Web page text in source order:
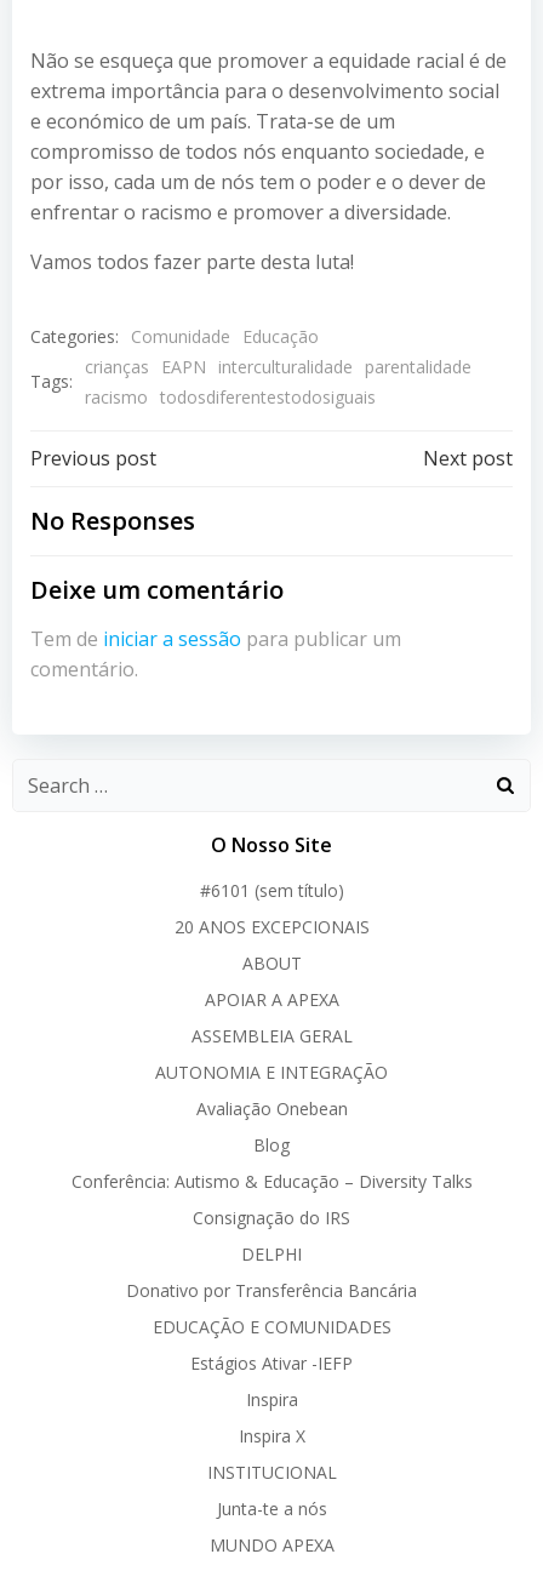
Não se esqueça que promover a equidade racial é de
extrema importância para o desenvolvimento social
e económico de um país. Trata-se de um
compromisso de todos nós enquanto sociedade, e
por isso, cada um de nós tem o poder e o dever de
enfrentar o racismo e promover a diversidade.
Vamos todos fazer parte desta luta!
Categories: Comunidade
Educação
Tags:
crianças EAPN interculturalidade
parentalidade
racismo todosdiferentestodosiguais
Post
navigation
Previous post Next post
No Responses
Deixe um comentário
Tem de iniciar a sessão para publicar um
comentário.
O Nosso Site
#6101 (sem título)
20 ANOS EXCEPCIONAIS
ABOUT
APOIAR A APEXA
ASSEMBLEIA GERAL
AUTONOMIA E INTEGRAÇÃO
Avaliação Onebean
Blog
Conferência: Autismo & Educação – Diversity Talks
Consignação do IRS
DELPHI
Donativo por Transferência Bancária
EDUCAÇÃO E COMUNIDADES
Estágios Ativar -IEFP
Inspira
Inspira X
INSTITUCIONAL
Junta-te a nós
MUNDO APEXA